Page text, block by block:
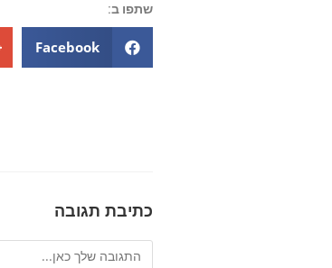
שתפו ב:
Facebook
כתיבת תגובה